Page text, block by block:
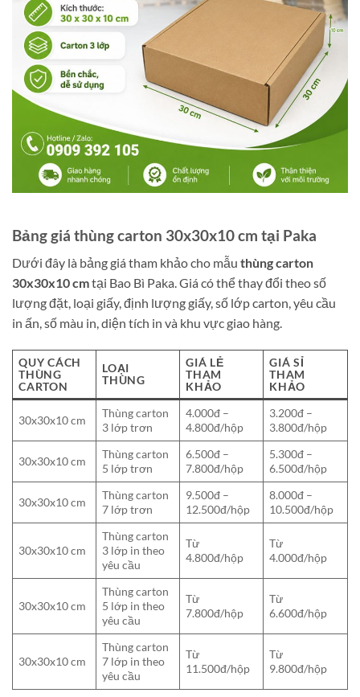
Bảng giá thùng carton 30x30x10 cm tại Paka
Dưới đây là bảng giá tham khảo cho mẫu thùng carton
30x30x10 cmtại Bao Bì Paka. Giá có thể thay đổi theo số
lượng đặt, loại giấy, định lượng giấy, số lớp carton, yêu cầu
in ấn, số màu in, diện tích in và khu vực giao hàng.
QUY CÁCH
THÙNG
CARTON
LOẠI
THÙNG
GIÁ LẺ
THAM
KHẢO
GIÁ SỈ
THAM
KHẢO
30x30x10 cm
Thùng carton
3 lớp trơn
4.000đ –
4.800đ/hộp
3.200đ –
3.800đ/hộp
30x30x10 cm
Thùng carton
5 lớp trơn
6.500đ –
7.800đ/hộp
5.300đ –
6.500đ/hộp
30x30x10 cm
Thùng carton
7 lớp trơn
9.500đ –
12.500đ/hộp
8.000đ –
10.500đ/hộp
30x30x10 cm
Thùng carton
3 lớp in theo
yêu cầu
Từ
4.800đ/hộp
Từ
4.000đ/hộp
30x30x10 cm
Thùng carton
5 lớp in theo
yêu cầu
Từ
7.800đ/hộp
Từ
6.600đ/hộp
30x30x10 cm
Thùng carton
7 lớp in theo
yêu cầu
Từ
11.500đ/hộp
Từ
9.800đ/hộp